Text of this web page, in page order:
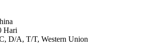
Hari
D/A, T/T, Western Union